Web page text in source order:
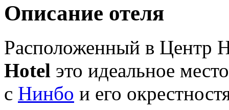
Описание отеля
Расположенный в Центр
Hotel это идеальное
с Нинбо и его